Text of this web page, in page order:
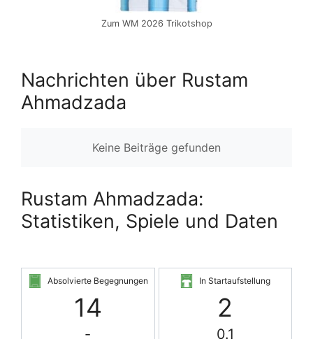
Zum WM 2026 Trikotshop
Nachrichten über Rustam
Ahmadzada
Keine Beiträge gefunden
Rustam Ahmadzada:
Statistiken, Spiele und Daten
Absolvierte Begegnungen
14
-
In Startaufstellung
2
0.1